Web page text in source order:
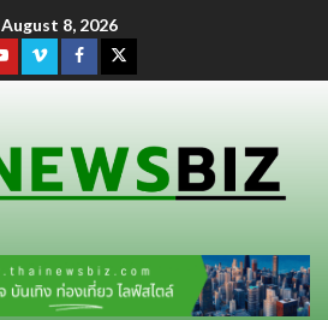
August 8, 2026